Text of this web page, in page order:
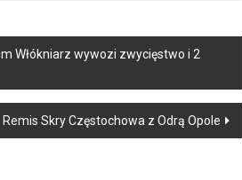
Włókniarz wywozi zwycięstwo i 2
Remis Skry Częstochowa z Odrą Opole